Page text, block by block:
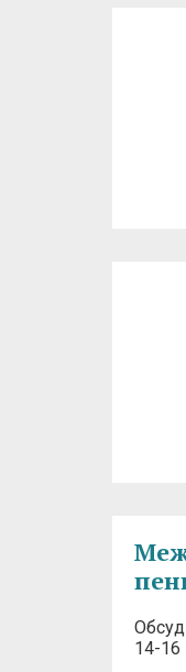
14-16